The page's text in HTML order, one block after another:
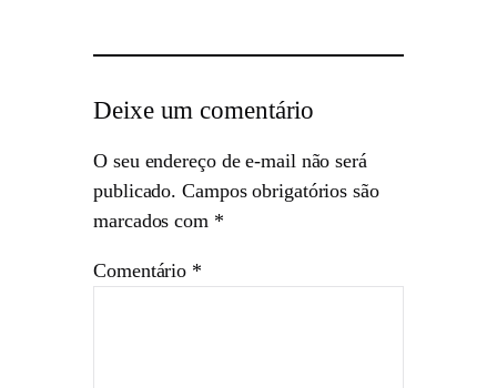
Deixe um comentário
O seu endereço de e-mail não será
publicado. Campos obrigatórios são
marcados com *
Comentário *